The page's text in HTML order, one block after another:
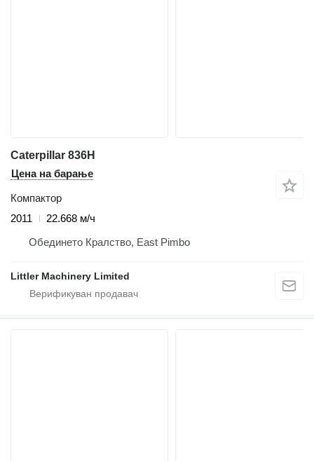
Caterpillar 836H
Цена на барање
Компактор
2011
22.668 м/ч
Обединето Кралство, East Pimbo
Littler Machinery Limited